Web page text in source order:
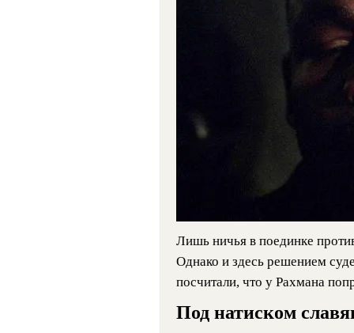
Лишь ничья в поединке
Однако и здесь решением
посчитали, что у Рахмана
Под натиском